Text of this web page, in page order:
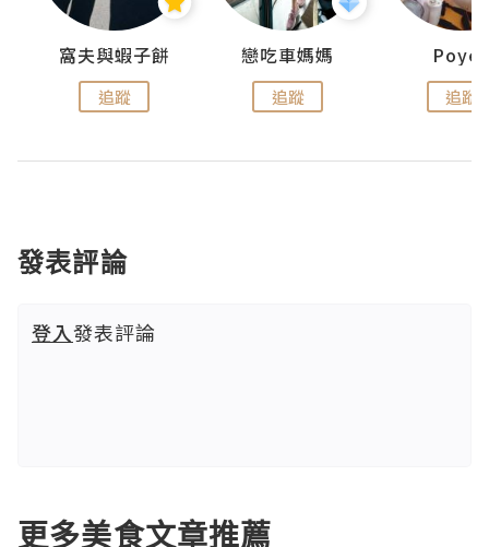
窩夫與蝦子餅
追蹤
戀吃車媽媽
追蹤 追蹤
發表評論
登入發表評論
更多美食文章推薦